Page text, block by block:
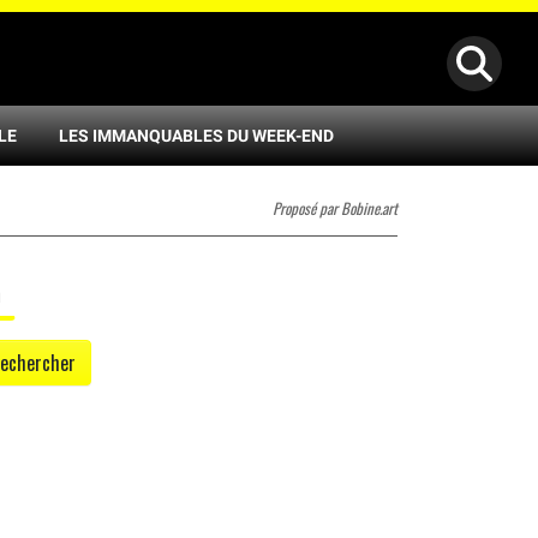
LES IMMANQUABLES DU WEEK-END
Proposé par Bobine.art